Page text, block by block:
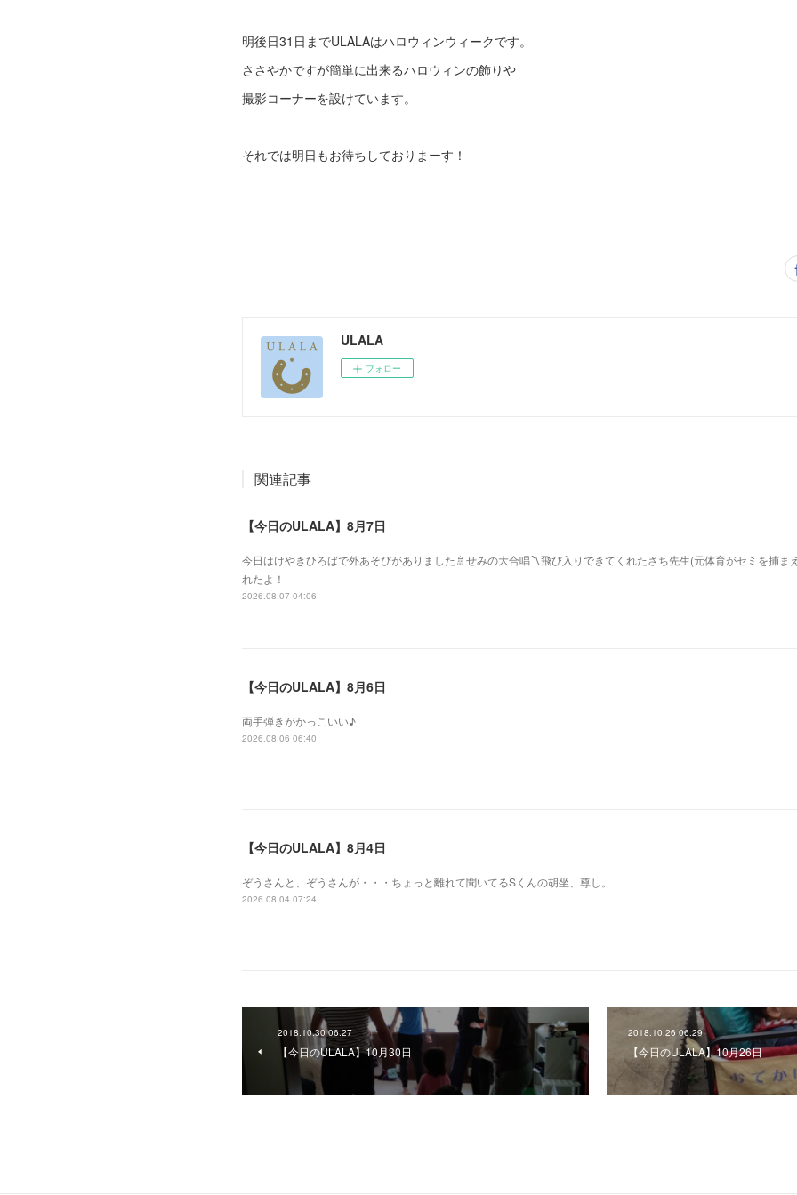
明後日31日までULALAはハロウィンウィークです。
ささやかですが簡単に出来るハロウィンの飾りや
撮影コーナーを設けています。
それでは明日もお待ちしておりまーす！
ULALA
フォロー
関連記事
【今日のULALA】8月7日
今日はけやきひろばで外あそびがありました🚿せみの大合唱〽飛び入りできてくれたさち先生(元体育がセミを捕ま
れたよ！
2026.08.07 04:06
【今日のULALA】8月6日
両手弾きがかっこいい♪
2026.08.06 06:40
【今日のULALA】8月4日
ぞうさんと、ぞうさんが・・・ちょっと離れて聞いてるSくんの胡坐、尊し。
2026.08.04 07:24
2018.10.30 06:27
【今日のULALA】10月30日
2018.10.26 06:29
【今日のULALA】10月26日